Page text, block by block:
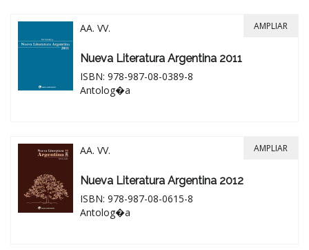
AA. VV.
Nueva Literatura Argentina 2011
ISBN: 978-987-08-0389-8
Antolog�a
AMPLIAR
AA. VV.
Nueva Literatura Argentina 2012
ISBN: 978-987-08-0615-8
Antolog�a
AMPLIAR